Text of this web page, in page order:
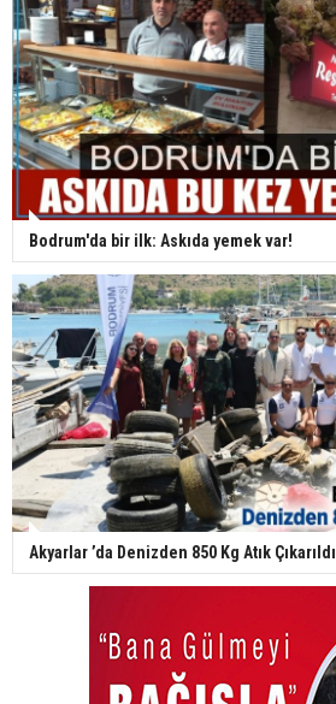
Bodrum'da bir ilk: Askıda yemek var!
Akyarlar ’da Denizden 850 Kg Atık Çıkarıldı